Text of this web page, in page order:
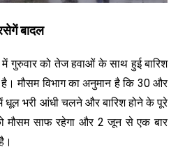
बादल
गुरुवार को तेज हवाओं के साथ हुई बारिश
है। मौसम विभाग का अनुमान है कि 30 और
धूल भरी आंधी चलने और बारिश होने के पूरे
साफ रहेगा और 2 जून से एक बार